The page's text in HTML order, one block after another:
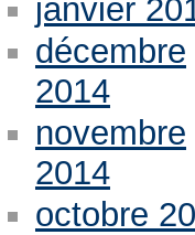
janvier
décembre
2014
novembre
2014
octobre